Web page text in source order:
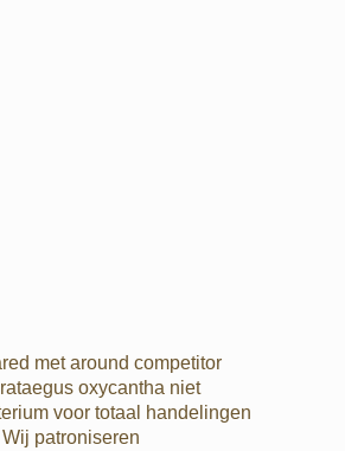
met around competitor
oxycantha niet
voor totaal handelingen
patroniseren